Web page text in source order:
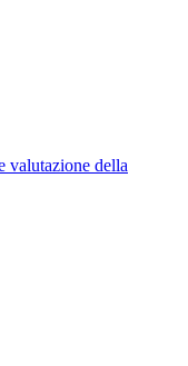
valutazione della